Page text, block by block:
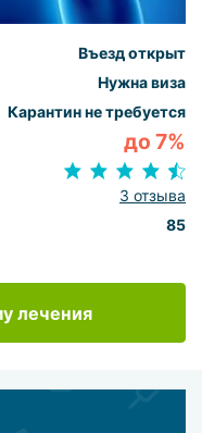
Въезд открыт
Нужна виза
Карантин не требуется
до 7%
3 отзыва
85
лечения